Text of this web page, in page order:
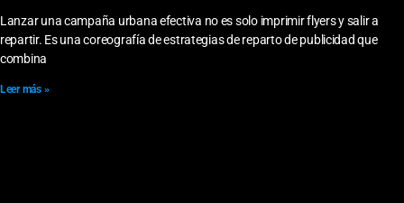
Lanzar una campaña urbana efectiva no es solo imprimir flyers y salir a
repartir. Es una coreografía de estrategias de reparto de publicidad que
combina
Leer más »